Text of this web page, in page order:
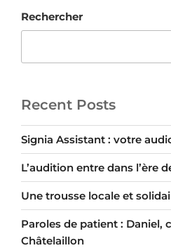
Rechercher
Recent Posts
Signia Assistant : votre
L’audition entre dans l’ère
Une trousse locale et
Paroles de patient : Daniel,
Châtelaillon